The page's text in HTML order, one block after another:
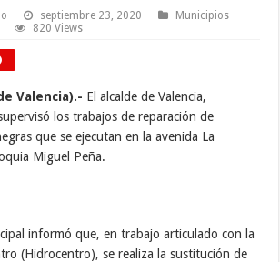
septiembre 23, 2020
Municipios
820 Views
Valencia).- El alcalde de Valencia,
los trabajos de reparación de
que se ejecutan en la avenida La
Miguel Peña.
informó que, en trabajo articulado con la
(Hidrocentro), se realiza la sustitución de